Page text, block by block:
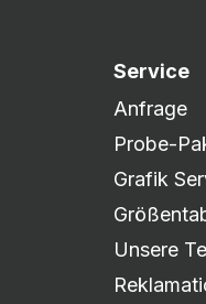
Service
Anfrage
Probe-
Grafik
Unsere